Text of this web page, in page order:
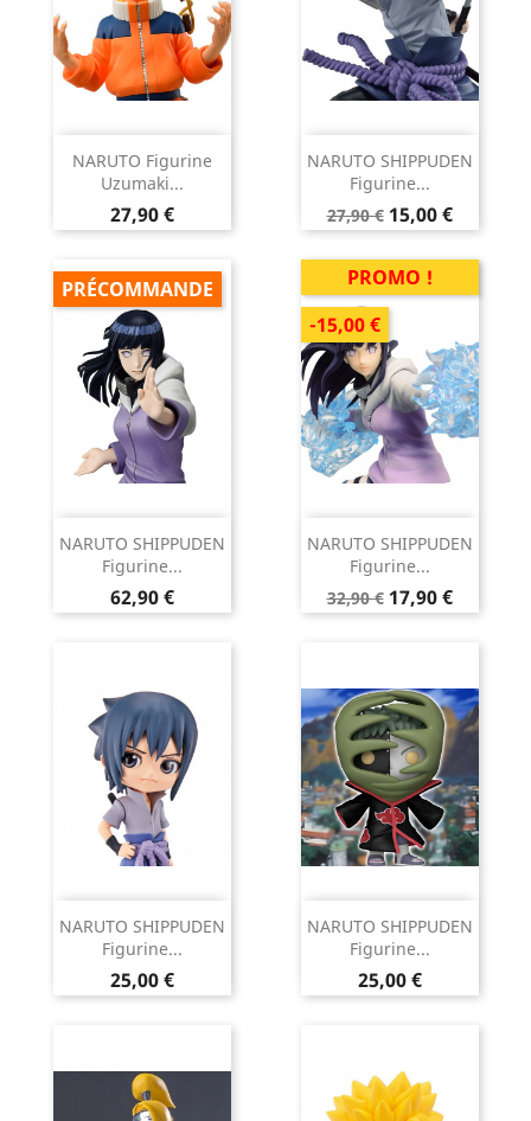
NARUTO Figurine
Uzumaki...
Prix
27,90 €
NARUTO SHIPPUDEN
Figurine...
Prix
de
base
27,90 € Prix
15,00 €
NARUTO SHIPPUDEN
Figurine...
Prix
62,90 €
PRÉCOMMANDE
NARUTO SHIPPUDEN
Figurine...
Prix
de
32,90 € Prix
17,90 €
PROMO !
-15,00 €
NARUTO SHIPPUDEN
Figurine...
Prix
25,00 €
NARUTO SHIPPUDEN
Figurine...
Prix
25,00 €